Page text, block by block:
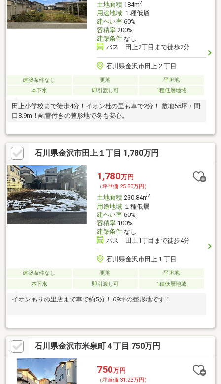
土地面積184m2
用途地域１種低層
建ぺい率60%
容積率200%
建築条件なし
バス 田上2丁目まで徒歩2分
石川県金沢市田上２丁目
建築条件なし 更地
平坦地
本下水
即引渡し可 1種低層地域
田上小学校まで徒歩4分！イオン杜の里も車で2分！ 敷地55坪・間
口8.9m！融雪付きの整形地で冬も安心。
石川県金沢市田上１丁目 1,780万円
1,780万円
（坪単価:25.50万円）
土地面積230.84m2
用途地域１種低層
建ぺい率60%
容積率100%
建築条件なし
バス 田上1丁目まで徒歩4分
石川県金沢市田上１丁目
建築条件なし 更地
平坦地
本下水
即引渡し可 1種低層地域
イオンもりの里店まで車で約5分！ 69坪の整形地です！
石川県金沢市米泉町４丁目 750万円
750万円
（坪単価:31.23万円）